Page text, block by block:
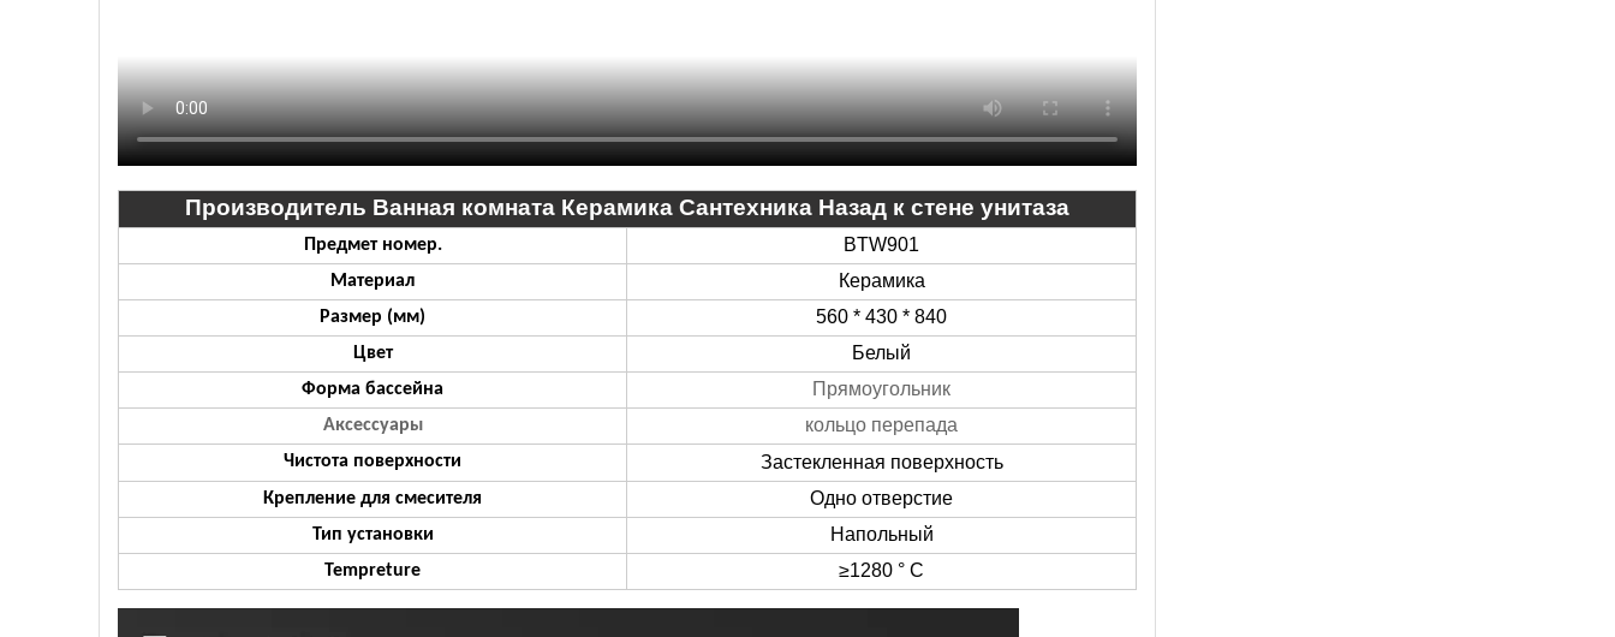
Производитель Ванная комната Керамика Сантехника Назад к стене унитаза
Предмет номер. BTW901
Материал Керамика
Размер (мм) 560 * 430 * 840
Цвет Белый
Форма бассейна Прямоугольник
Аксессуары кольцо перепада
Чистота поверхности Застекленная поверхность
Крепление для смесителя Одно отверстие
Тип установки Напольный
Tempreture ≥1280 ° С